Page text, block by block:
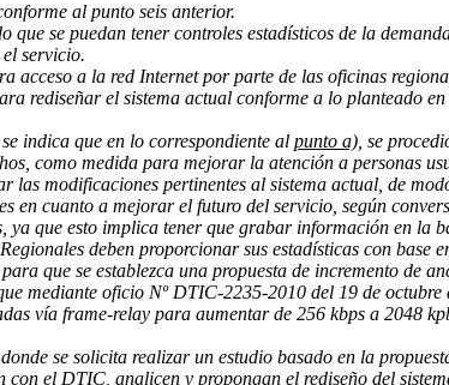
al punto seis anterior.
que se puedan tener controles estadísticos de la
servicio.
acceso a la red Internet por parte de las oficinas
rediseñar el sistema actual conforme a lo planteado
indica que en lo correspondiente al punto a), se
como medida para mejorar la atención a personas
las modificaciones pertinentes al sistema actual, de
en cuanto a mejorar el futuro del servicio, según
que esto implica tener que grabar información en la
deben proporcionar sus estadísticas con base
que se establezca una propuesta de incremento de
mediante oficio Nº DTIC-2235-2010 del 19 de
vía frame-relay para aumentar de 256 kbps a 2048
se solicita realizar un estudio basado en la
el DTIC, analicen y propongan el rediseño del